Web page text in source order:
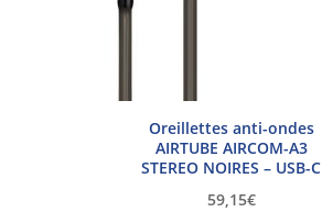
Oreillettes anti-ondes
AIRTUBE AIRCOM-A3
STEREO NOIRES – USB-C
59,15€